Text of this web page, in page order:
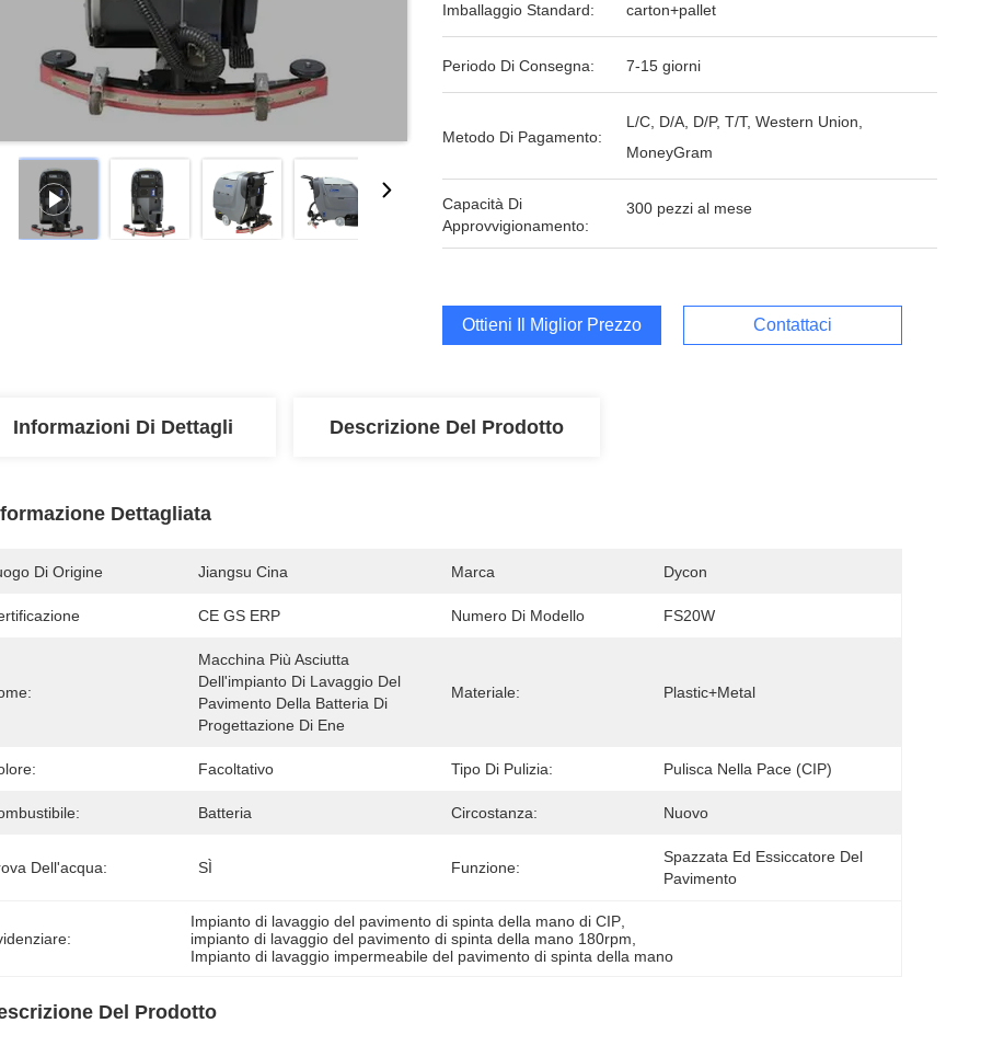
Imballaggio Standard: carton+pallet
Periodo Di Consegna: 7-15 giorni
Metodo Di Pagamento:
L/C, D/A, D/P, T/T, Western Union,
MoneyGram
Capacità Di
Approvvigionamento:
300 pezzi al mese
Ottieni Il Miglior Prezzo Contattaci
Informazioni Di Dettagli Descrizione Del Prodotto
Dettagliata
Di Origine Jiangsu Cina Marca Dycon
CE GS ERP Numero Di Modello FS20W
Macchina Più Asciutta
Dell'impianto Di Lavaggio Del
Pavimento Della Batteria Di
Progettazione Di Ene
Materiale: Plastic+Metal
Facoltativo Tipo Di Pulizia: Pulisca Nella Pace (CIP)
Batteria Circostanza: Nuovo
Dell'acqua: SÌ Funzione:
Spazzata Ed Essiccatore Del
Pavimento
Impianto di lavaggio del pavimento di spinta della mano di CIP
impianto di lavaggio del pavimento di spinta della mano 180rpm
Impianto di lavaggio impermeabile del pavimento di spinta della mano
Del Prodotto